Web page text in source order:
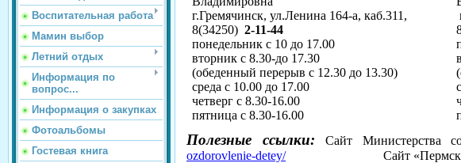
Воспитательная работа
Мамин выбор
Летний отдых
Информация по
вопрос...
Информация о закупках
Фотоальбомы
Гостевая книга
г.Гремячинск, ул.Ленина 164-а, каб.311,
8(34250) 2-11-44
понедельник с 10 до 17.00
вторник с 8.30-до 17.30
(обеденный перерыв с 12.30 до 13.30)
среда с 10.00 до 17.00
четверг с 8.30-16.00
пятница с 8.30-16.00
Полезные ссылки:Сайт Министерства
ozdorovlenie-detey/
Сайт